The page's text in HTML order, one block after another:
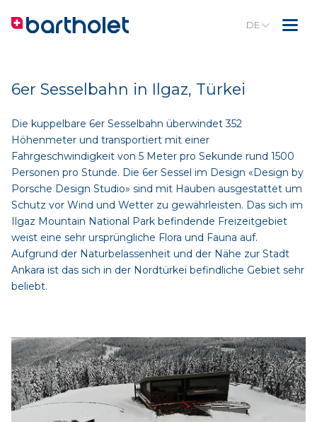
DE
6er Sesselbahn in Ilgaz, Türkei
Die kuppelbare 6er Sesselbahn überwindet 352
Höhenmeter und transportiert mit einer
Fahrgeschwindigkeit von 5 Meter pro Sekunde rund 1500
Personen pro Stunde. Die 6er Sessel im Design «Design by
Porsche Design Studio» sind mit Hauben ausgestattet um
Schutz vor Wind und Wetter zu gewährleisten. Das sich im
Ilgaz Mountain National Park befindende Freizeitgebiet
weist eine sehr ursprüngliche Flora und Fauna auf.
Aufgrund der Naturbelassenheit und der Nähe zur Stadt
Ankara ist das sich in der Nordtürkei befindliche Gebiet sehr
beliebt.